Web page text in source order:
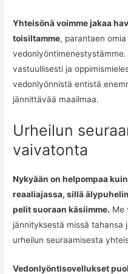
Yhteisönä voimme jakaa
toisiltamme, parantaen
vastuullisesti ja
vedonlyönnistä entistä
jännittävää maailmaa.
Urheilun
vaivatonta
Nykyään on helpompaa
reaaliajassa, sillä
pelit suoraan käsiimme. Me
jännityksestä missä tahansa
urheilun seuraamisesta
Vedonlyöntisovellukset